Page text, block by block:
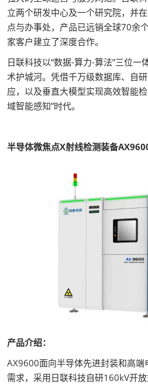
立两个研发中心及一个研究院，并
点与办事处，产品已远销全球70余
家客户建立了深度合作。
日联科技以“数据-算力-算法”三位一
术护城河。凭借千万级数据库、自
应，以及垂直大模型实现高效智能
域智能感知”时代。
半导体微焦点X射线检测装备
产品介绍：
AX9600面向半导体先进封装和高
需求，采用日联科技自研160kV开